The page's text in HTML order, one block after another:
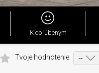
K obľúbeným
Tvoje hodnotenie: